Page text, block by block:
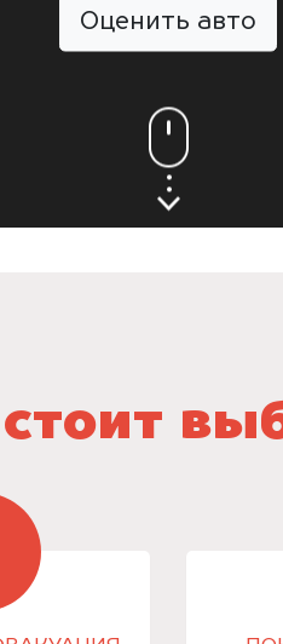
Оценить авто